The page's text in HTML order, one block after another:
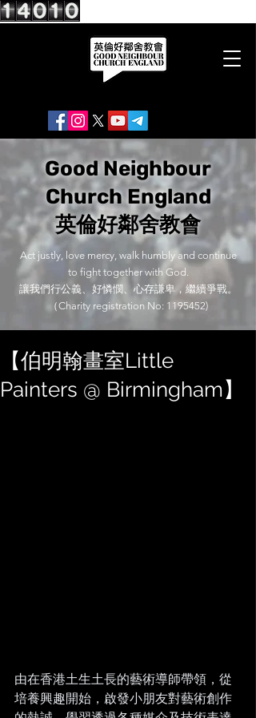
Good Neighbour
Church England
英倫好鄰舍教會
Act justly, love mercy, walk humbly and continue
to fight together with God.
讓我們行公義、好憐憫、心存謙卑，繼續爭戰。
（Charity registration No: 1195452)
【伯明翰畫室Little
Painters @ Birmingham】
由在香港土生土長的藝術導師帶領，從
培養興趣開始，啟發小朋友對藝術創作